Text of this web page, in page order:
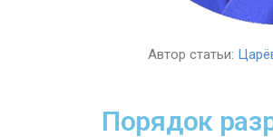
Автор статьи:
Порядок